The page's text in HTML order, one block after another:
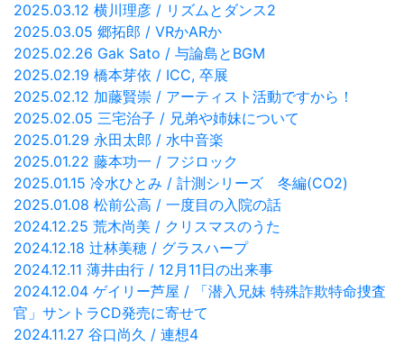
2025.03.12 横川理彦 / リズムとダンス2
2025.03.05 郷拓郎 / VRかARか
2025.02.26 Gak Sato / 与論島とBGM
2025.02.19 橋本芽依 / ICC, 卒展
2025.02.12 加藤賢崇 / アーティスト活動ですから！
2025.02.05 三宅治子 / 兄弟や姉妹について
2025.01.29 永田太郎 / 水中音楽
2025.01.22 藤本功一 / フジロック
2025.01.15 冷水ひとみ / 計測シリーズ 冬編(CO2)
2025.01.08 松前公高 / 一度目の入院の話
2024.12.25 荒木尚美 / クリスマスのうた
2024.12.18 辻林美穂 / グラスハープ
2024.12.11 薄井由行 / 12月11日の出来事
2024.12.04 ゲイリー芦屋 / 「潜入兄妹 特殊詐欺特命捜査
官」サントラCD発売に寄せて
2024.11.27 谷口尚久 / 連想4